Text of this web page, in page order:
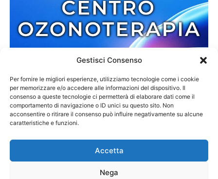
Gestisci Consenso
Per fornire le migliori esperienze, utilizziamo tecnologie come i cookie
per memorizzare e/o accedere alle informazioni del dispositivo. Il
consenso a queste tecnologie ci permetterà di elaborare dati come il
comportamento di navigazione o ID unici su questo sito. Non
acconsentire o ritirare il consenso può influire negativamente su alcune
caratteristiche e funzioni.
Accetta
Nega